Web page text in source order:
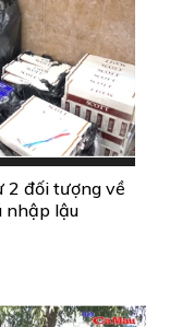
2 đối tượng về
nhập lậu